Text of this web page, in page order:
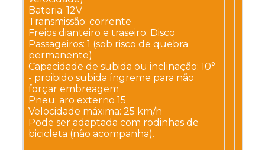
Bateria: 12V
Transmissão: corrente
Freios dianteiro e traseiro: Disco
Passageiros: 1 (sob risco de quebra
permanente)
Capacidade de subida ou inclinação: 10°
- proibido subida íngreme para não
forçar embreagem
Pneu: aro externo 15
Velocidade máxima: 25 km/h
Pode ser adaptada com rodinhas de
bicicleta (não acompanha).